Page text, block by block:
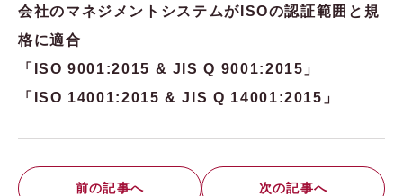
会社のマネジメントシステムがISOの認証範囲と規
格に適合
「ISO 9001:2015 & JIS Q 9001:2015」
「ISO 14001:2015 & JIS Q 14001:2015」
前の記事へ 次の記事へ